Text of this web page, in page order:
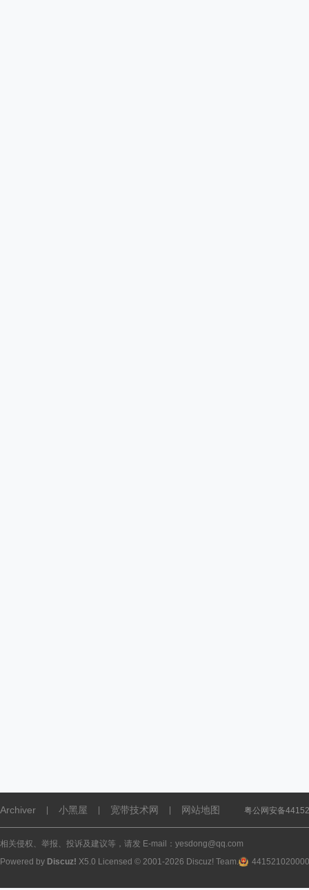
Archiver 小黑屋 宽带技术网 网站地图 粤公网安备
相关侵权、举报、投诉及建议等，请发 E-mail：yesdong@qq.com
Powered by Discuz! X5.0 Licensed © 2001-2026 Discuz! Team.